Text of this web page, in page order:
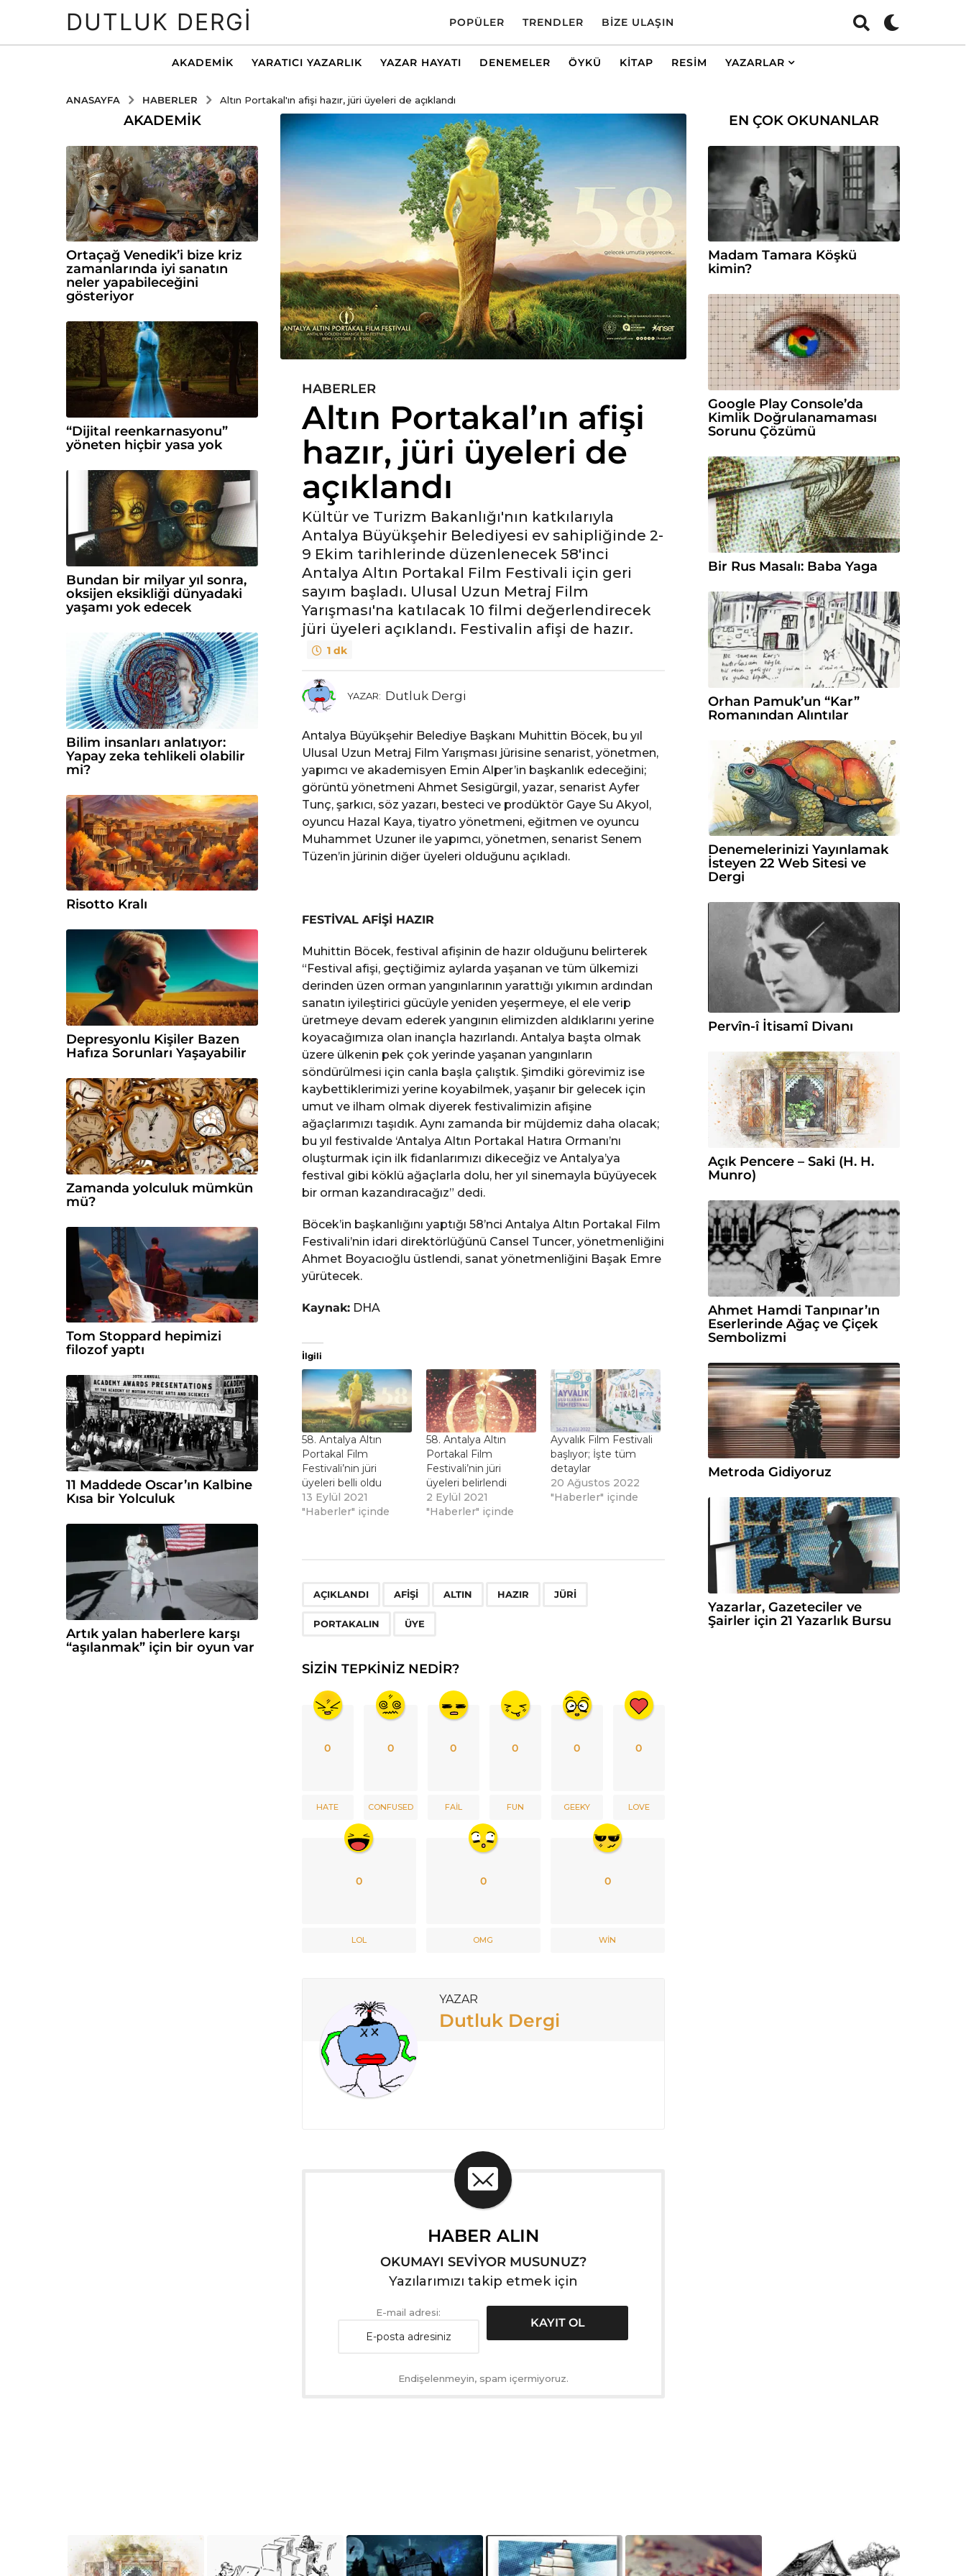
DUTLUK DERGI POPÜLER TRENDLER BIZE ULAŞIN
AKADEMIK YARATICI YAZARLIK YAZAR HAYATI DENEMELER ÖYKÜ KITAP RESIM YAZARLAR
ANASAYFA HABERLER Altın Portakal'ın afişi hazır, jüri üyeleri de açıklandı
5
ı
l
ö
c
e
5
y
ı
l
ö
n
c
HABERLER
Altın Portakal’ın afişi
hazır, jüri üyeleri de
açıklandı
Kültür ve Turizm Bakanlığı'nın katkılarıyla
Antalya Büyükşehir Belediyesi ev sahipliğinde 2-
9 Ekim tarihlerinde düzenlenecek 58'inci
Antalya Altın Portakal Film Festivali için geri
sayım başladı. Ulusal Uzun Metraj Film
Yarışması'na katılacak 10 filmi değerlendirecek
jüri üyeleri açıklandı. Festivalin afişi de hazır.
1 dk
YAZAR: Dutluk Dergi
Antalya Büyükşehir Belediye Başkanı Muhittin Böcek, bu yıl
Ulusal Uzun Metraj Film Yarışması jürisine senarist, yönetmen,
yapımcı ve akademisyen Emin Alper’in başkanlık edeceğini;
görüntü yönetmeni Ahmet Sesigürgil, yazar, senarist Ayfer
Tunç, şarkıcı, söz yazarı, besteci ve prodüktör Gaye Su Akyol,
oyuncu Hazal Kaya, tiyatro yönetmeni, eğitmen ve oyuncu
Muhammet Uzuner ile yapımcı, yönetmen, senarist Senem
Tüzen’in jürinin diğer üyeleri olduğunu açıkladı.
FESTİVAL AFİŞİ HAZIR
Muhittin Böcek, festival afişinin de hazır olduğunu belirterek
“Festival afişi, geçtiğimiz aylarda yaşanan ve tüm ülkemizi
derinden üzen orman yangınlarının yarattığı yıkımın ardından
sanatın iyileştirici gücüyle yeniden yeşermeye, el ele verip
üretmeye devam ederek yangının elimizden aldıklarını yerine
koyacağımıza olan inançla hazırlandı. Antalya başta olmak
üzere ülkenin pek çok yerinde yaşanan yangınların
söndürülmesi için canla başla çalıştık. Şimdiki görevimiz ise
kaybettiklerimizi yerine koyabilmek, yaşanır bir gelecek için
umut ve ilham olmak diyerek festivalimizin afişine
ağaçlarımızı taşıdık. Aynı zamanda bir müjdemiz daha olacak;
bu yıl festivalde ‘Antalya Altın Portakal Hatıra Ormanı’nı
oluşturmak için ilk fidanlarımızı dikeceğiz ve Antalya’ya
festival gibi köklü ağaçlarla dolu, her yıl sinemayla büyüyecek
bir orman kazandıracağız” dedi.
Böcek’in başkanlığını yaptığı 58’nci Antalya Altın Portakal Film
Festivali’nin idari direktörlüğünü Cansel Tuncer, yönetmenliğini
Ahmet Boyacıoğlu üstlendi, sanat yönetmenliğini Başak Emre
yürütecek.
Kaynak:DHA
İlgili
58. Antalya Altın
Portakal Film
Festivali’nin jüri
üyeleri belli oldu
13 Eylül 2021
"Haberler" içinde
58. Antalya Altın
Portakal Film
Festivali’nin jüri
üyeleri belirlendi
2 Eylül 2021
"Haberler" içinde
Ayvalık Film Festivali
başlıyor; İşte tüm
detaylar
20 Ağustos 2022
"Haberler" içinde
AÇIKLANDI AFIŞI ALTIN HAZIR JÜRI
PORTAKALIN ÜYE
SIZIN TEPKINIZ NEDIR?
0
HATE
0
CONFUSED
0
FAIL
0
FUN
0
GEEKY
0
LOVE
0
LOL
0
OMG
0
WIN
YAZAR
Dutluk Dergi
HABER ALIN
OKUMAYI SEVİYOR MUSUNUZ?
Yazılarımızı takip etmek için
E-mail adresi:
Endişelenmeyin, spam içermiyoruz.
AKADEMIK
Ortaçağ Venedik’i bize kriz
zamanlarında iyi sanatın
neler yapabileceğini
gösteriyor
“Dijital reenkarnasyonu”
yöneten hiçbir yasa yok
Bundan bir milyar yıl sonra,
oksijen eksikliği dünyadaki
yaşamı yok edecek
Bilim insanları anlatıyor:
Yapay zeka tehlikeli olabilir
mi?
Risotto Kralı
Depresyonlu Kişiler Bazen
Hafıza Sorunları Yaşayabilir
Zamanda yolculuk mümkün
mü?
Tom Stoppard hepimizi
filozof yaptı
11 Maddede Oscar’ın Kalbine
Kısa bir Yolculuk
Artık yalan haberlere karşı
“aşılanmak” için bir oyun var
EN ÇOK OKUNANLAR
Madam Tamara Köşkü
kimin?
Google Play Console’da
Kimlik Doğrulanamaması
Sorunu Çözümü
Bir Rus Masalı: Baba Yaga
Orhan Pamuk’un “Kar”
Romanından Alıntılar
Denemelerinizi Yayınlamak
İsteyen 22 Web Sitesi ve
Dergi
Pervîn-î İtisamî Divanı
Açık Pencere – Saki (H. H.
Munro)
Ahmet Hamdi Tanpınar’ın
Eserlerinde Ağaç ve Çiçek
Sembolizmi
Metroda Gidiyoruz
Yazarlar, Gazeteciler ve
Şairler için 21 Yazarlık Bursu